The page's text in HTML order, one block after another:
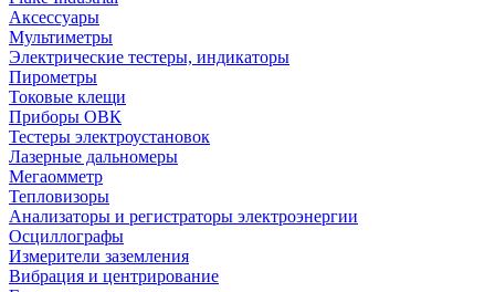
Аксессуары
Мультиметры
Электрические тестеры, индикаторы
Пирометры
Токовые клещи
Приборы ОВК
Тестеры электроустановок
Лазерные дальномеры
Мегаомметр
Тепловизоры
Анализаторы и регистраторы электроэнергии
Осциллографы
Измерители заземления
Вибрация и центрирование